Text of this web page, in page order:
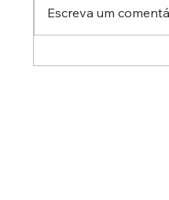
Escreva um